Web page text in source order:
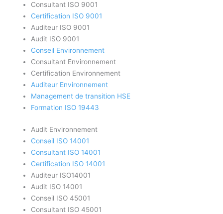
Consultant ISO 9001
Certification ISO 9001
Auditeur ISO 9001
Audit ISO 9001
Conseil Environnement
Consultant Environnement
Certification Environnement
Auditeur Environnement
Management de transition HSE
Formation ISO 19443
Audit Environnement
Conseil ISO 14001
Consultant ISO 14001
Certification ISO 14001
Auditeur ISO14001
Audit ISO 14001
Conseil ISO 45001
Consultant ISO 45001